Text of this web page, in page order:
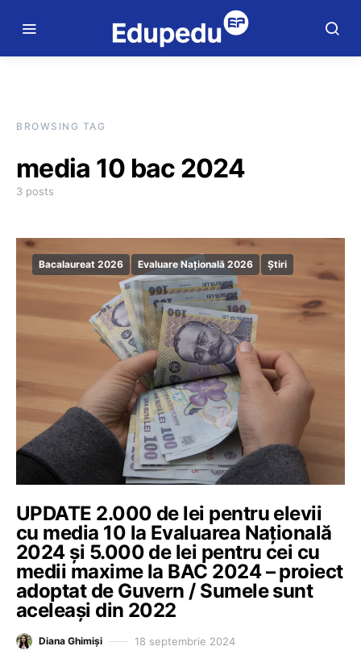
BROWSING TAG
media 10 bac 2024
3 posts
Bacalaureat 2026 Evaluare Națională 2026 Știri
UPDATE 2.000 de lei pentru elevii
cu media 10 la Evaluarea Națională
2024 și 5.000 de lei pentru cei cu
medii maxime la BAC 2024 – proiect
adoptat de Guvern / Sumele sunt
aceleași din 2022
Diana Ghimiși 18 septembrie 2024